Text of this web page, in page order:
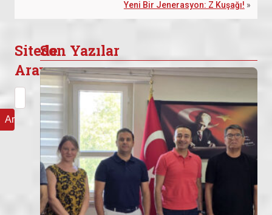
Yeni Bir Jenerasyon: Z Kuşağı! »
Sitede
Arayın
Arama:
Son Yazılar